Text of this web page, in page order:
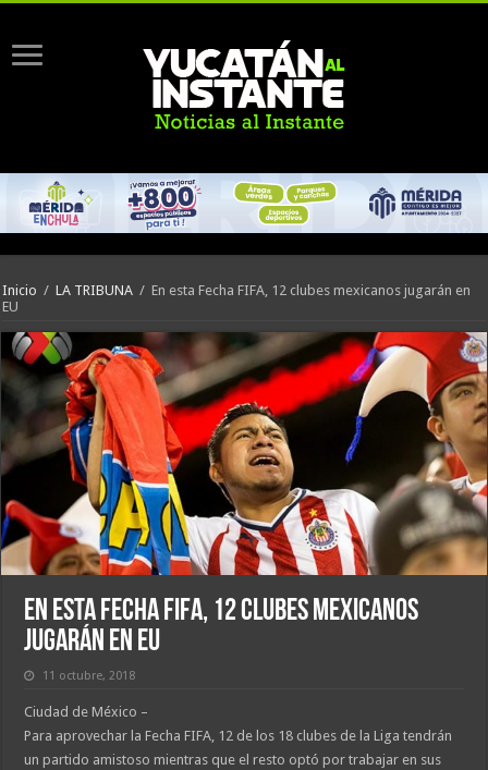
Inicio / LA TRIBUNA / En esta Fecha FIFA, 12 clubes mexicanos jugarán en
EU
En esta Fecha FIFA, 12 clubes mexicanos
jugarán en EU
11 octubre, 2018
Ciudad de México –
Para aprovechar la Fecha FIFA, 12 de los 18 clubes de la Liga tendrán
un partido amistoso mientras que el resto optó por trabajar en sus